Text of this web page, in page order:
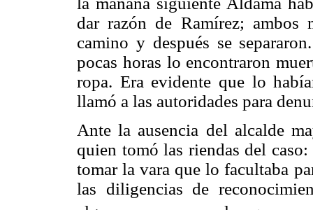
dar razón de Ramírez; ambos
camino y después se
pocas horas lo encontraron
ropa. Era evidente que lo
llamó a las autoridades para
Ante la ausencia del alcalde
quien tomó las riendas del
tomar la vara que lo facultaba
las diligencias de